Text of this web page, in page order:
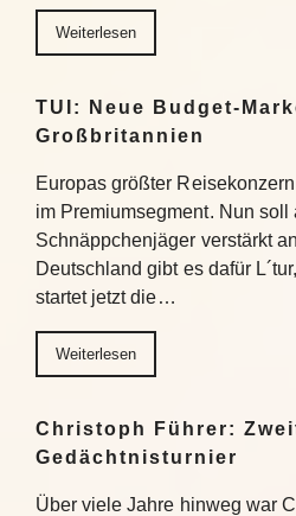
Weiterlesen
TUI: Neue Budget-
Großbritannien
Europas größter
im Premiumsegment. Nun soll
Schnäppchenjäger verstärkt
Deutschland gibt es dafür
startet jetzt die…
Weiterlesen
Christoph Führer:
Gedächtnisturnier
Über viele Jahre hinweg war